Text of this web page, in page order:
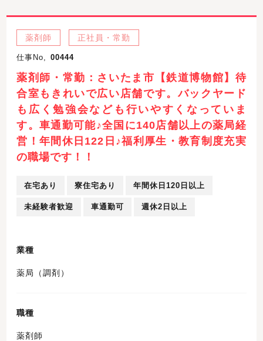
薬剤師 正社員・常勤
仕事No, 00444
薬剤師・常勤：さいたま市【鉄道博物館】待
合室もきれいで広い店舗です。バックヤード
も広く勉強会なども行いやすくなっていま
す。車通勤可能♪全国に140店舗以上の薬局経
営！年間休日122日♪福利厚生・教育制度充実
の職場です！！
在宅あり 寮住宅あり 年間休日120日以上
未経験者歓迎 車通勤可 週休2日以上
業種
薬局（調剤）
職種
薬剤師